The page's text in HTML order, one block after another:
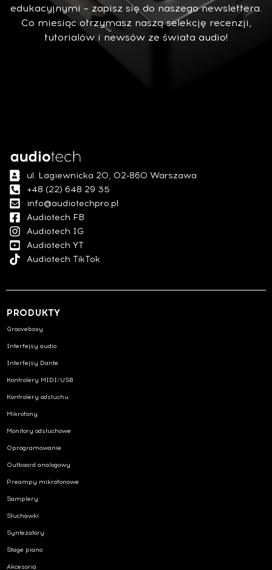
edukacyjnymi – zapisz się do naszego newslettera.
Co miesiąc otrzymasz naszą selekcję recenzji,
tutorialów i newsów ze świata audio!
ul. Łagiewnicka 20, 02-860 Warszawa
+48 (22) 648 29 35
info@audiotechpro.pl
Audiotech FB
Audiotech IG
Audiotech YT
Audiotech TikTok
PRODUKTY
Grooveboxy
Interfejsy audio
Interfejsy Dante
Kontrolery MIDI/USB
Kontrolery odsłuchu
Mikrofony
Monitory odsłuchowe
Oprogramowanie
Outboard analogowy
Preampy mikrofonowe
Samplery
Słuchawki
Syntezatory
Stage piano
Akcesoria